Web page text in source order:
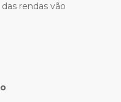
rendas vão